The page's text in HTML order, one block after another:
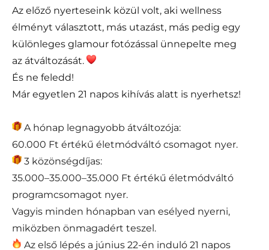
Az előző nyerteseink közül volt, aki wellness
élményt választott, más utazást, más pedig egy
különleges glamour fotózással ünnepelte meg
az átváltozását.
És ne feledd!
Már egyetlen 21 napos kihívás alatt is nyerhetsz!
A hónap legnagyobb átváltozója:
60.000 Ft értékű életmódváltó csomagot nyer.
3 közönségdíjas:
35.000–35.000–35.000 Ft értékű életmódváltó
programcsomagot nyer.
Vagyis minden hónapban van esélyed nyerni,
miközben önmagadért teszel.
Az első lépés a június 22-én induló 21 napos